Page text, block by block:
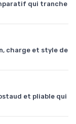
qui tranche
charge et style de
et pliable qui